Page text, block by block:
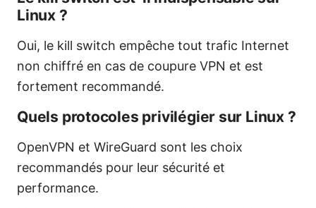
Linux ?
Oui, le kill switch empêche tout trafic Internet
non chiffré en cas de coupure VPN et est
fortement recommandé.
Quels protocoles privilégier sur Linux ?
OpenVPN et WireGuard sont les choix
recommandés pour leur sécurité et
performance.